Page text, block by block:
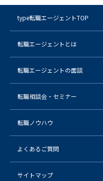
type転職エージェントTOP
転職エージェントとは
転職エージェントの面談
転職相談会・セミナー
転職ノウハウ
よくあるご質問
サイトマップ